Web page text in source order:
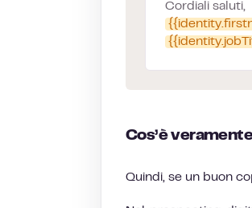
Cordiali saluti,
Cos’è
Quindi, se un buon